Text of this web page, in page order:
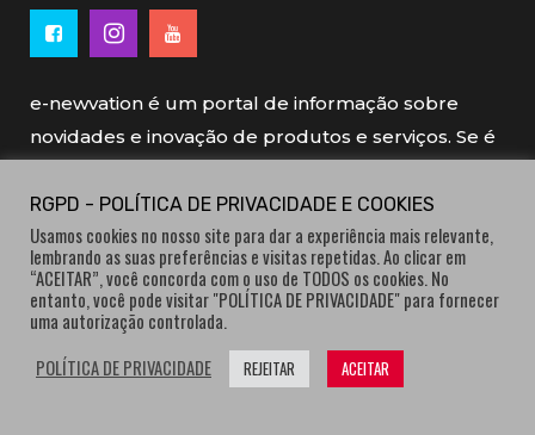
e-newvation é um portal de informação sobre
novidades e inovação de produtos e serviços. Se é
e-newvation tem o patrocínio do “Produto do
Ano”, o prémio de inovação atribuído por
consumidores.
RGPD - POLÍTICA DE PRIVACIDADE E COOKIES
Usamos cookies no nosso site para dar a experiência mais relevante,
lembrando as suas preferências e visitas repetidas. Ao clicar em
“ACEITAR”, você concorda com o uso de TODOS os cookies. No
entanto, você pode visitar "POLÍTICA DE PRIVACIDADE" para fornecer
uma autorização controlada.
POLÍTICA DE PRIVACIDADE
REJEITAR ACEITAR